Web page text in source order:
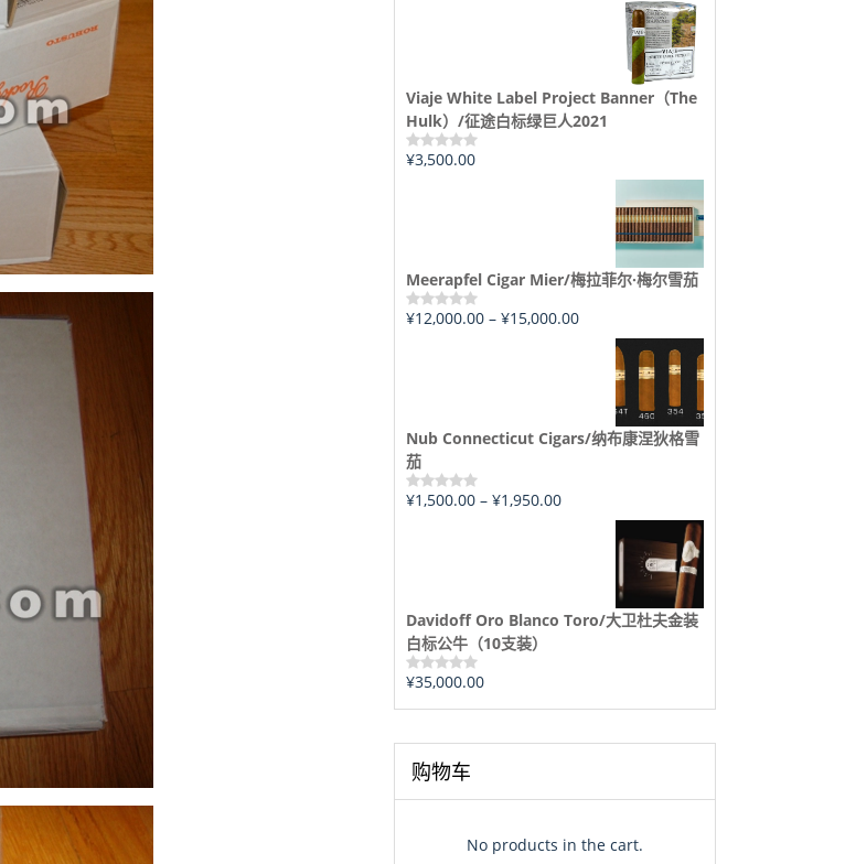
Viaje White Label Project Banner（The
Hulk）/征途白标绿巨人2021
评
¥3,500.00
Meerapfel Cigar Mier/梅拉菲尔·梅尔雪茄
评
¥12,000.00 – ¥15,000.00
Nub Connecticut Cigars/纳布康涅狄格雪
茄
评
¥1,500.00 – ¥1,950.00
Davidoff Oro Blanco Toro/大卫杜夫金装
白标公牛（10支装）
评
5
¥35,000.00
购物车
No products in the cart.